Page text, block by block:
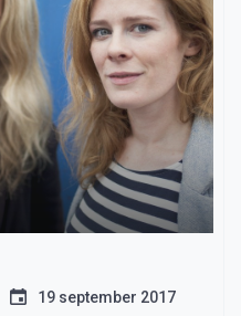
19 september 2017